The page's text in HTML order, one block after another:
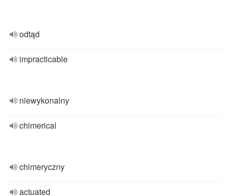
odtąd
impracticable
niewykonalny
chimerical
chimeryczny
actuated